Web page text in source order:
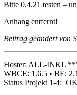
Bitte 0.4.21 testen –
Anhang entfernt!
Beitrag geändert von
Hoster: ALL-INKL
WBCE: 1.6.5 • BE:
Status Projekt 1-4: OK